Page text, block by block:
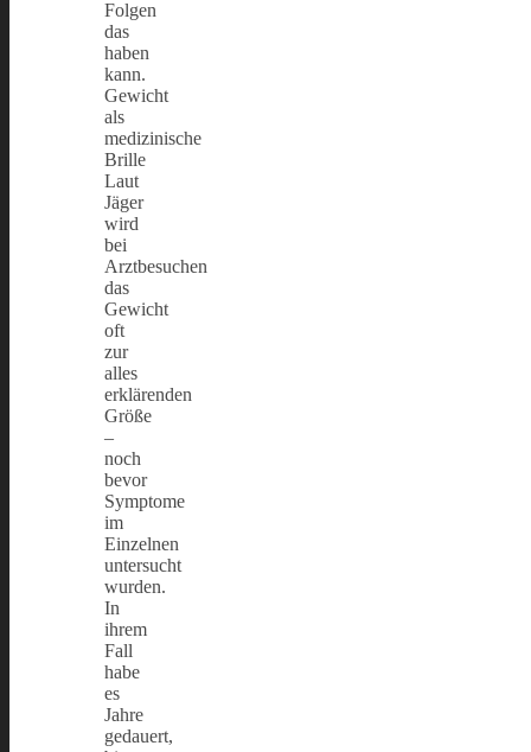
Folgen
das
haben
kann.
Gewicht
als
medizinische
Brille
Laut
Jäger
wird
bei
Arztbesuchen
das
Gewicht
oft
zur
alles
erklärenden
Größe
–
noch
bevor
Symptome
im
Einzelnen
untersucht
wurden.
In
ihrem
Fall
habe
es
Jahre
gedauert,